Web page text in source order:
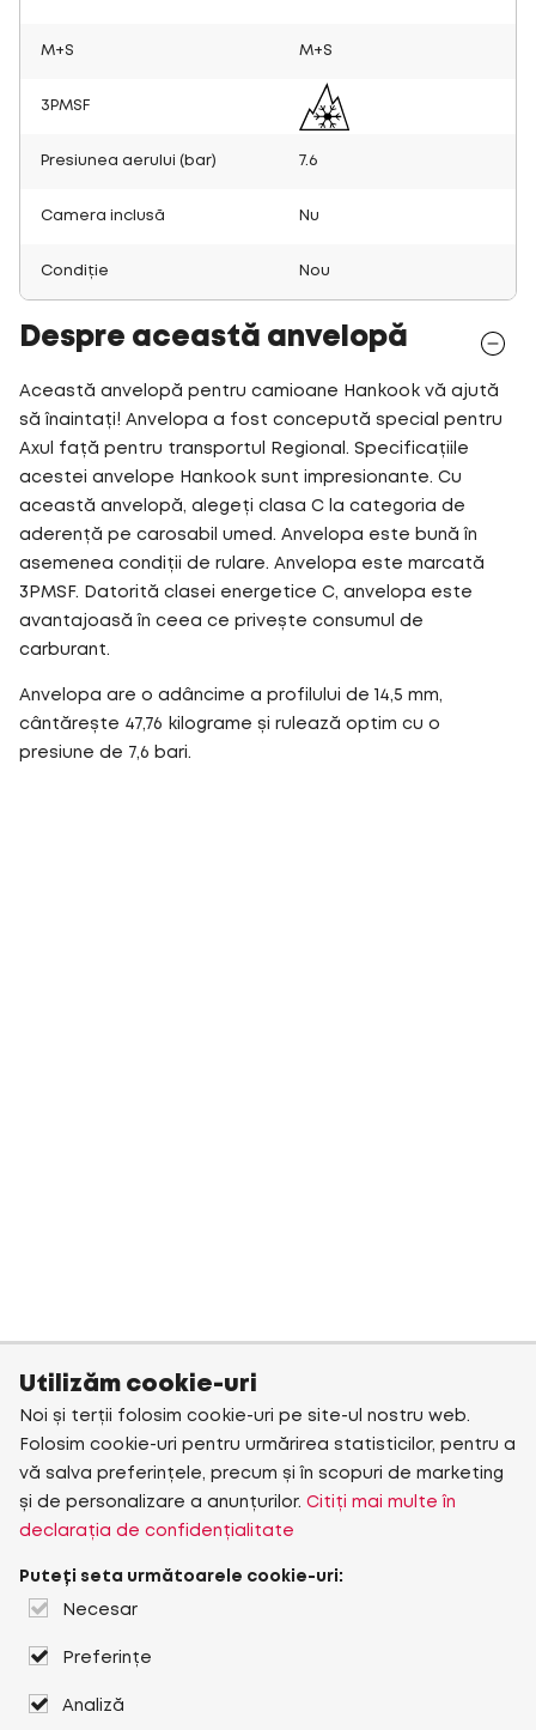
M+S M+S
3PMSF
Presiunea aerului (bar) 7.6
Camera inclusă Nu
Condiție Nou
Despre această anvelopă
Această anvelopă pentru camioane Hankook vă ajută
să înaintați! Anvelopa a fost concepută special pentru
Axul față pentru transportul Regional. Specificațiile
acestei anvelope Hankook sunt impresionante. Cu
această anvelopă, alegeți clasa C la categoria de
aderență pe carosabil umed. Anvelopa este bună în
asemenea condiții de rulare. Anvelopa este marcată
3PMSF. Datorită clasei energetice C, anvelopa este
avantajoasă în ceea ce privește consumul de
carburant.
Anvelopa are o adâncime a profilului de 14,5 mm,
cântărește 47,76 kilograme și rulează optim cu o
presiune de 7,6 bari.
Utilizăm cookie-uri
Noi și terții folosim cookie-uri pe site-ul nostru web.
Folosim cookie-uri pentru urmărirea statisticilor, pentru a
vă salva preferințele, precum și în scopuri de marketing
și de personalizare a anunțurilor. Citiți mai multe în
declarația de confidențialitate
Puteți seta următoarele cookie-uri:
Necesar
Preferințe
Analiză